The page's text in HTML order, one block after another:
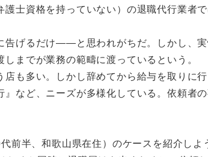
士資格を持っていない）の退職代行業者
告げるだけ――と思われがちだ。しかし、
までが業務の範疇に渡っているという。
も多い。しかし辞めてから給与を取りに
など、ニーズが多様化している。依頼者
半、和歌山県在住）のケースを紹介しよ